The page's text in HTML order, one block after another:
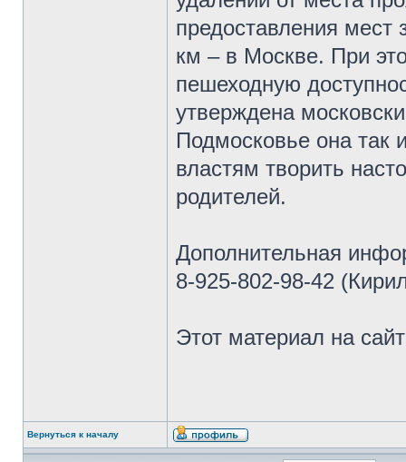
предоставления
км – в Москве. При
пешеходную
утверждена
Подмосковье она так
властям творить
родителей.
Дополнительная
8-925-802-98-42
Этот материал на
Вернуться к началу